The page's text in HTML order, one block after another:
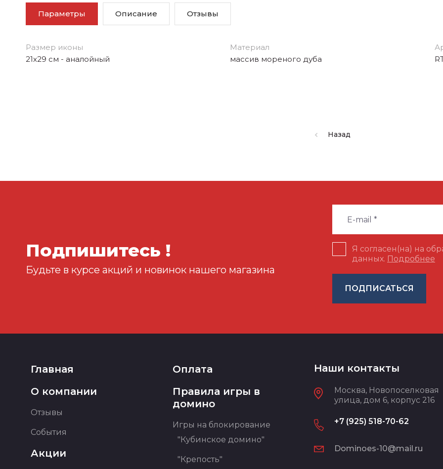
Параметры Описание Отзывы
Размер иконы
21х29 см - аналойный
Материал
массив мореного дуба
Назад
Подпишитесь !
Будьте в курсе акций и новинок нашего магазина
Я согласен(на) на
данных. Подробнее
ПОДПИСАТЬСЯ
Главная
О компании
Отзывы
События
Акции
Оплата
Правила игры в
домино
Игры на блокирование
"Кубинское домино"
"Крепость"
Наши контакты
Москва, Новопоселковая
улица, дом 6, корпус 216
+7 (925) 518-70-62
Dominoes-10@mail.ru